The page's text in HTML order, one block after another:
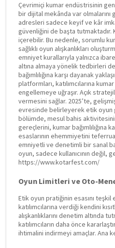
Çevrimiçi kumar endüstrisinin
bir dijital mekânda var
adresleri sadece keyif ve kâr
güvenliğini de başta
içerebilir. Bu nedenle, sorumlu
sağlıklı oyun alışkanlıkları
emniyet kurallarıyla yalnızca
altına almaya yönelik tedbirleri de
bağımlılığına karşı dayanak
platformları, katılımcılarına
engellemeye uğraşır. Açık
vermesini sağlar. 2025’te,
evresinde belirleyerek etik oyun
bölümde, mesul bahis
gereçlerini, kumar bağımlılığına
esaslarının ehemmiyetini
emniyetli ve denetimli bir sanal
oyun, sadece kullanıcının değil,
https://www.kotarfest.com/
Oyun Limitleri ve Oto-
Etik oyun pratiğinin esasını
katılımcılarına verdiği kendini
alışkanlıklarını denetim altında
katılımcıların daha önce
ihtimalini indirmeyi amaçlar. Ana